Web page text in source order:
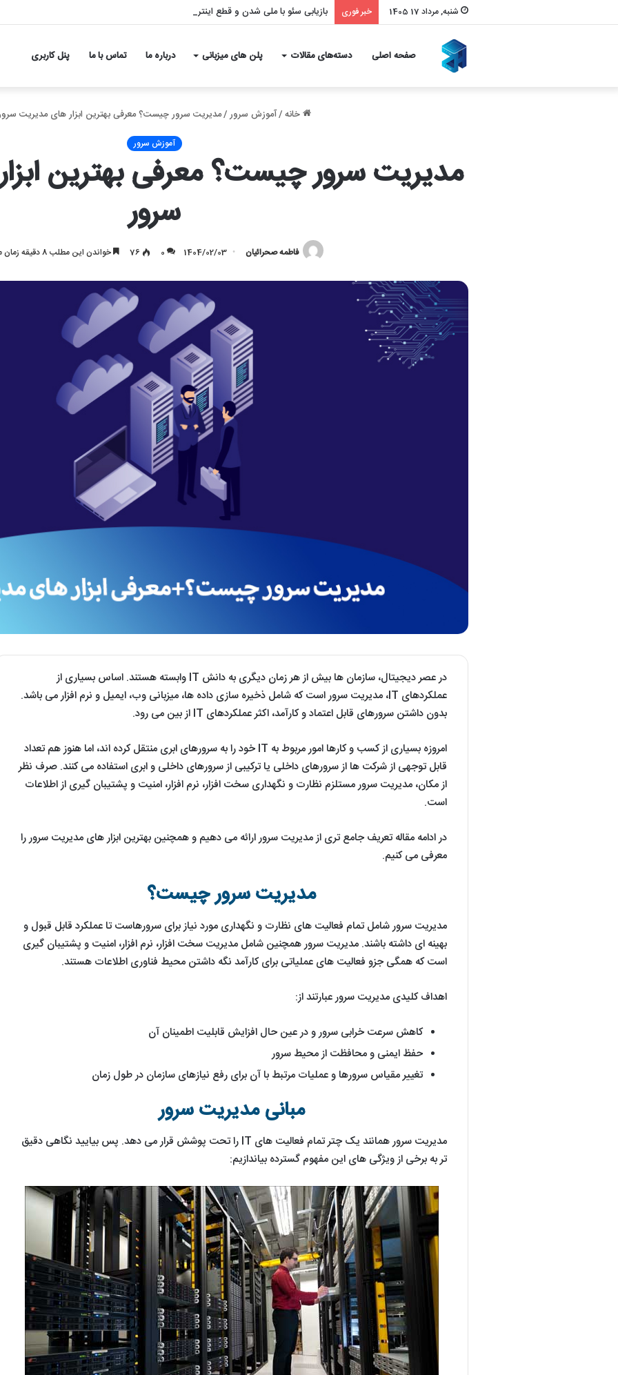
شنبه, مرداد 17 1405 خبر فوری بازیابی سئو با ملی شدن و قطع اینترنت – بازگشت قدرتمند به نتایج گوگل
صفحه اصلی دسته‌های مقالات پلن های میزبانی درباره ما تماس با ما پنل کاربری
خانه/آموزش سرور/مدیریت سرور چیست؟ معرفی بهترین ابزار های مدیریت
آموزش سرور
مدیریت سرور چیست؟ معرفی بهترین
سرور
فاطمه صحرائیان 1404/02/03
0
76 خواندن این مطلب 8 دقیقه زمان میبرد
در عصر دیجیتال، سازمان ها بیش از هر زمان دیگری به دانش IT وابسته هستند. اساس بسیاری از
عملکردهای IT، مدیریت سرور است که شامل ذخیره سازی داده ها، میزبانی وب، ایمیل و نرم افزار می باشد.
بدون داشتن سرورهای قابل اعتماد و کارآمد، اکثر عملکردهای IT از بین می رود.
امروزه بسیاری از کسب و کارها امور مربوط به IT خود را به سرورهای ابری منتقل کرده اند، اما هنوز هم تعداد
قابل توجهی از شرکت ها از سرورهای داخلی یا ترکیبی از سرورهای داخلی و ابری استفاده می کنند. صرف نظر
از مکان، مدیریت سرور مستلزم نظارت و نگهداری سخت افزار، نرم افزار، امنیت و پشتیبان گیری از اطلاعات
است.
در ادامه مقاله تعریف جامع تری از مدیریت سرور ارائه می دهیم و همچنین بهترین ابزار های مدیریت سرور را
معرفی می کنیم.
مدیریت سرور چیست؟
مدیریت سرور شامل تمام فعالیت های نظارت و نگهداری مورد نیاز برای سرورهاست تا عملکرد قابل قبول و
بهینه ای داشته باشند. مدیریت سرور همچنین شامل مدیریت سخت افزار، نرم افزار، امنیت و پشتیبان گیری
است که همگی جزو فعالیت های عملیاتی برای کارآمد نگه داشتن محیط فناوری اطلاعات هستند.
اهداف کلیدی مدیریت سرور عبارتند از:
کاهش سرعت خرابی سرور و در عین حال افزایش قابلیت اطمینان آن
حفظ ایمنی و محافظت از محیط سرور
تغییر مقیاس سرورها و عملیات مرتبط با آن برای رفع نیازهای سازمان در طول زمان
مبانی مدیریت سرور
مدیریت سرور همانند یک چتر تمام فعالیت های IT را تحت پوشش قرار می دهد. پس بیایید نگاهی دقیق
تر به برخی از ویژگی های این مفهوم گسترده بیاندازیم: